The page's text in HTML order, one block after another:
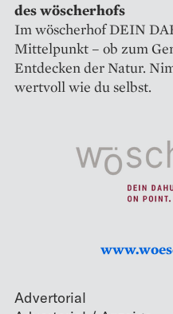
des wöscherhofs
Im wöscherhof DEIN
Mittelpunkt – ob zum
Entdecken der Natur.
wertvoll wie du selbst.
Advertorial